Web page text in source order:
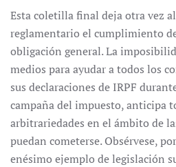
Esta coletilla final deja otra vez
reglamentario el cumplimiento
obligación general. La
medios para ayudar a todos los
sus declaraciones de IRPF
campaña del impuesto, anticipa
arbitrariedades en el ámbito de
puedan cometerse. Obsérvese,
enésimo ejemplo de legislación